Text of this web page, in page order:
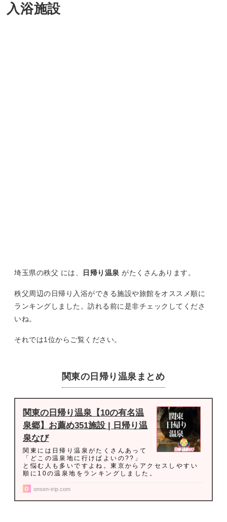
入浴施設
埼玉県の秩父 には、 日帰り温泉 がたくさんあります。
秩父周辺の日帰り入浴ができる施設や旅館をオススメ順に
ランキングしました。訪れる前に是非チェックしてくださ
いね。
それでは1位からご覧ください。
関東の日帰り温泉まとめ
関東の日帰り温泉【10の有名温
泉郷】お薦め351施設 | 日帰り温
泉なび
関東には日帰り温泉がたくさんあって
「どこの温泉地に行けばよいの??」
と悩む人も多いですよね。東京からアクセスしやすい
順に10の温泉地をランキングしました。
onsen-trip.com